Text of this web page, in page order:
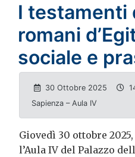
I testamenti
romani
sociale e
30 Ottobre 2025
Sapienza – Aula IV
Giovedì 30 ottobre
l’Aula IV del Palazzo